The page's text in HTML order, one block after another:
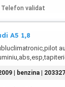
Telefon validat
A5 1,8
piele,cotiera fata +
| benzina |